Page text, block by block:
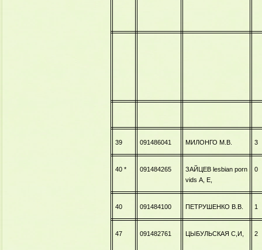
39 091486041 МИЛОНГО М.В. 3
40 * 091484265 ЗАЙЦЕВ lesbian porn
vids А, Е,
0
40 091484100 ПЕТРУШЕНКО В.В. 1
47 091482761 ЦЫБУЛЬСКАЯ С,И, 2